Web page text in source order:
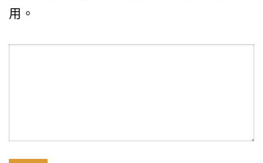
用。